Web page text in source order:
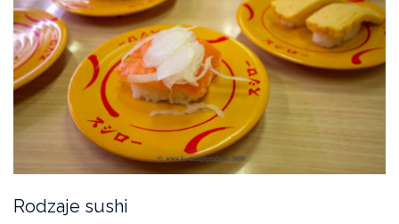
Rodzaje sushi